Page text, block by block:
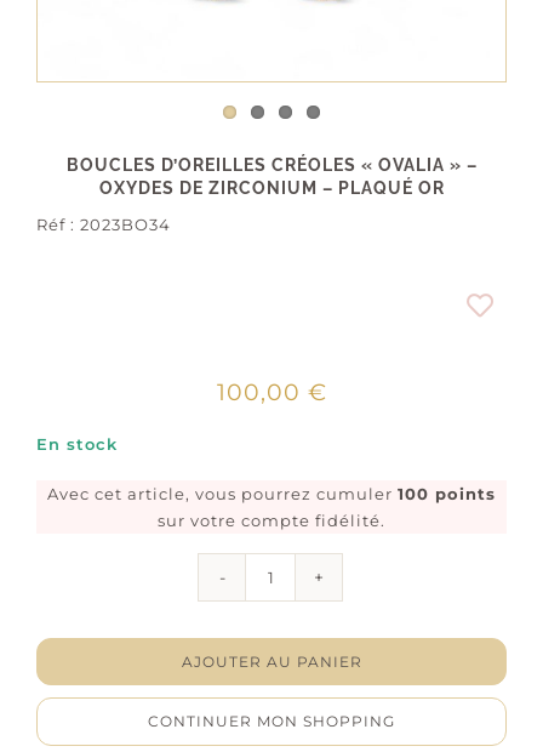
BOUCLES D’OREILLES CRÉOLES « OVALIA » –
OXYDES DE ZIRCONIUM – PLAQUÉ OR
Réf : 2023BO34
100,00 €
En stock
Avec cet article, vous pourrez cumuler 100 points
sur votre compte fidélité.
d'oreilles
créoles
"Ovalia"
AJOUTER AU PANIER
CONTINUER MON SHOPPING